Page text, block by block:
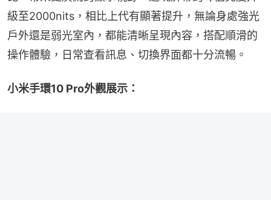
級至2000nits，相比上代有顯著提升，無論身處強光
戶外還是弱光室內，都能清晰呈現內容，搭配順滑的
操作體驗，日常查看訊息、切換界面都十分流暢。
小米手環10 Pro外觀展示：